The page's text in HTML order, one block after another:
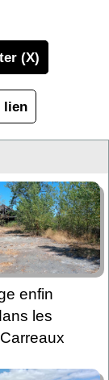
(X)
lien
enfin
les